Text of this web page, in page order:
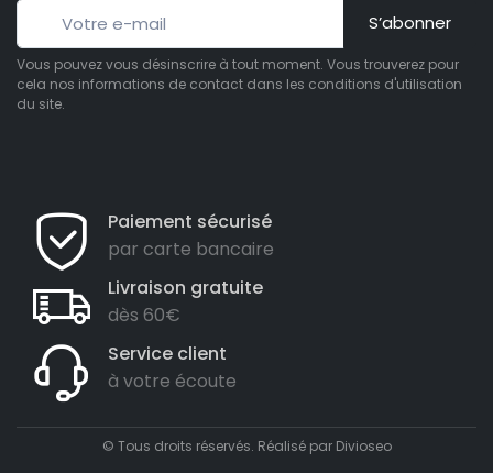
S’abonner
Vous pouvez vous désinscrire à tout moment. Vous trouverez pour
cela nos informations de contact dans les conditions d'utilisation
du site.
Paiement sécurisé
par carte bancaire
Livraison gratuite
dès 60€
Service client
à votre écoute
© Tous droits réservés. Réalisé par Divioseo